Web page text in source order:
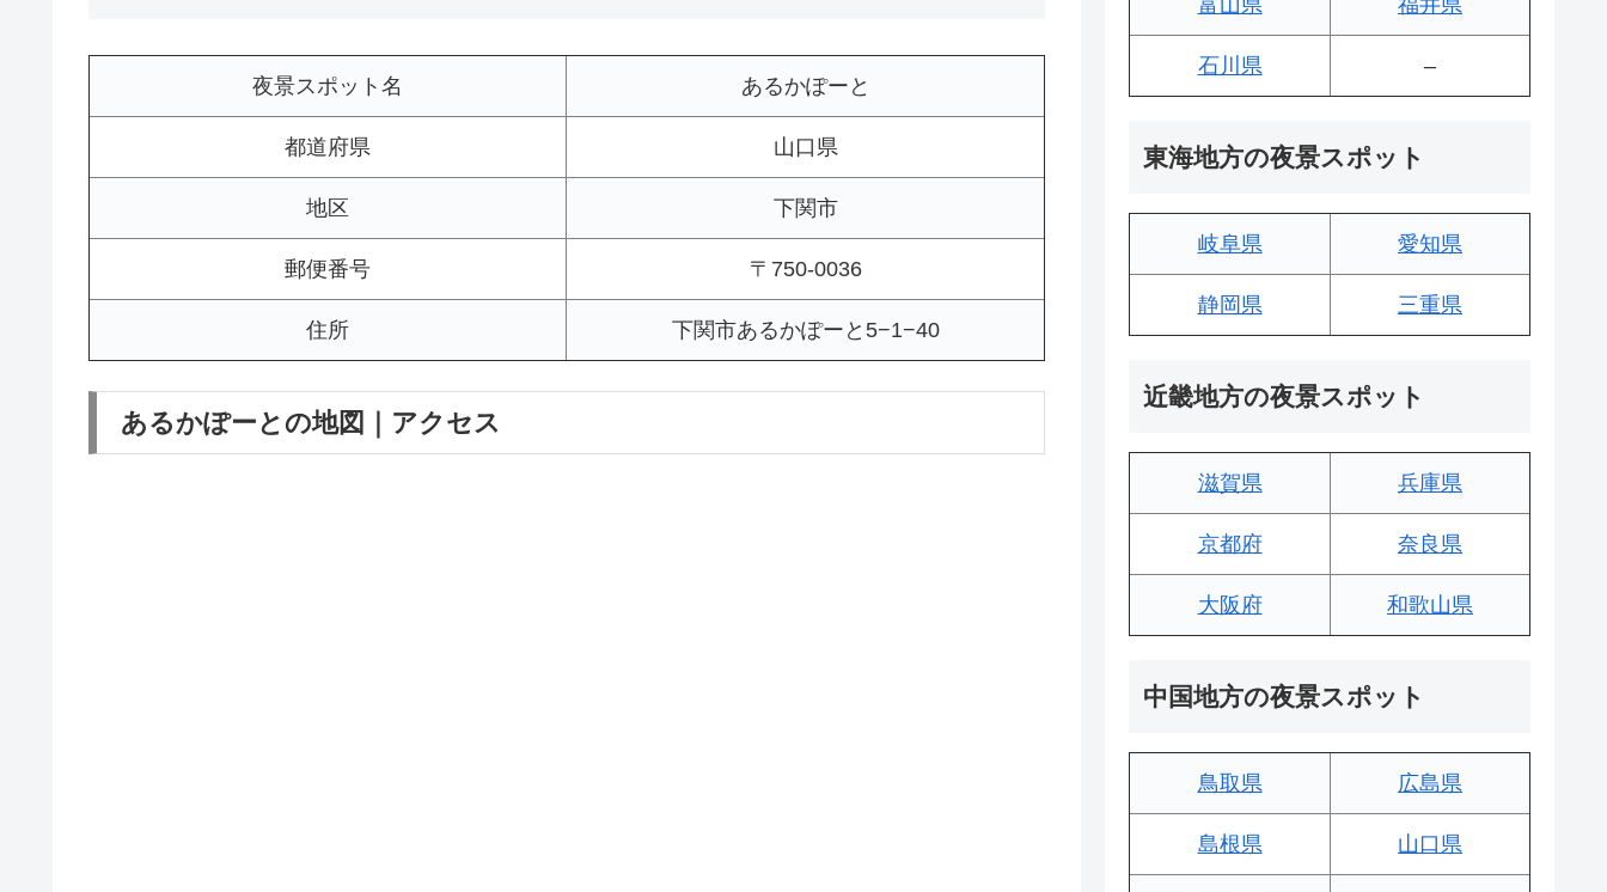
夜景スポット名 あるかぽーと
都道府県 山口県
地区 下関市
郵便番号 〒750-0036
住所 下関市あるかぽーと5−1−40
あるかぽーとの地図｜アクセス
富山県 福井県
石川県 –
東海地方の夜景スポット
岐阜県 愛知県
静岡県 三重県
近畿地方の夜景スポット
滋賀県 兵庫県
京都府 奈良県
大阪府 和歌山県
中国地方の夜景スポット
鳥取県 広島県
島根県 山口県